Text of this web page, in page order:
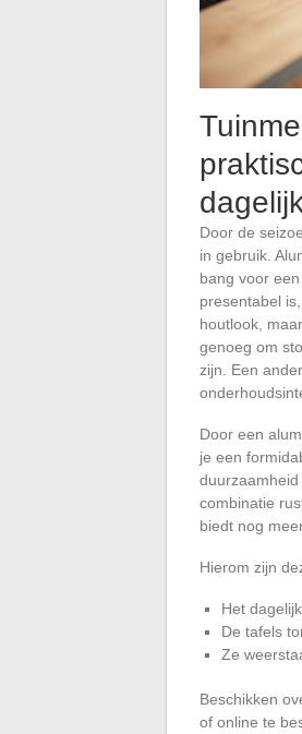
Door de
in gebruik.
bang voor
presentabel
houtlook,
genoeg om
zijn. Een
Door een
je een
combinatie
biedt nog
Hierom zijn
Het
De tafels
Ze
Beschikken
of online te